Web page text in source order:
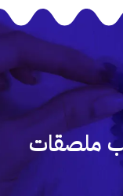
ملصقات